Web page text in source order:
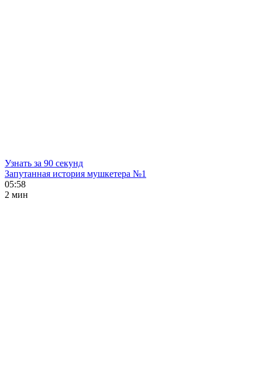
Узнать за 90 секунд
Запутанная история мушкетера №1
05:58
2 мин